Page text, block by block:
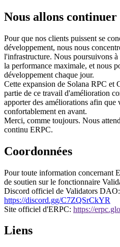
Nous allons
Pour que nos clients puissent se
développement, nous nous
l'infrastructure. Nous poursuivons
la performance maximale, et nous
développement chaque jour.
Cette expansion de Solana RPC
partie de ce travail d'amélioration
apporter des améliorations afin
confortablement en avant.
Merci, comme toujours. Nous
continu ERPC.
Coordonnées
Pour toute information concernant
de soutien sur le fonctionnaire
Discord officiel de Validators DAO:
https://discord.gg/C7ZQSrCkYR
Site officiel d'ERPC: https://
Liens